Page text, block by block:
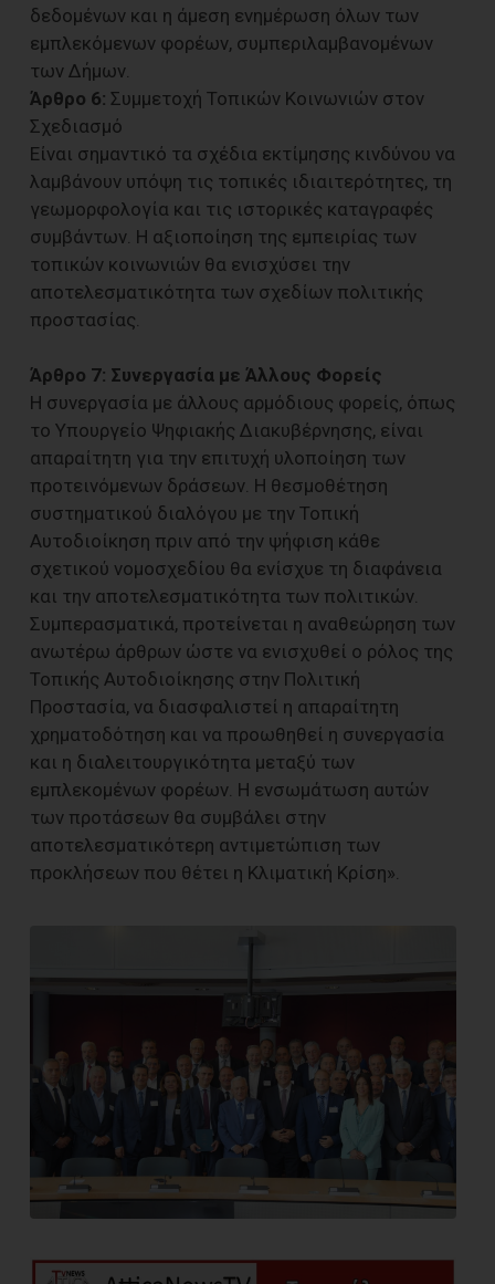
δεδομένων και η άμεση ενημέρωση όλων των
εμπλεκόμενων φορέων, συμπεριλαμβανομένων
των Δήμων.
Άρθρο 6: Συμμετοχή Τοπικών Κοινωνιών στον
Σχεδιασμό
Είναι σημαντικό τα σχέδια εκτίμησης κινδύνου να
λαμβάνουν υπόψη τις τοπικές ιδιαιτερότητες, τη
γεωμορφολογία και τις ιστορικές καταγραφές
συμβάντων. Η αξιοποίηση της εμπειρίας των
τοπικών κοινωνιών θα ενισχύσει την
αποτελεσματικότητα των σχεδίων πολιτικής
προστασίας.
Άρθρο 7: Συνεργασία με Άλλους Φορείς
Η συνεργασία με άλλους αρμόδιους φορείς, όπως
το Υπουργείο Ψηφιακής Διακυβέρνησης, είναι
απαραίτητη για την επιτυχή υλοποίηση των
προτεινόμενων δράσεων. Η θεσμοθέτηση
συστηματικού διαλόγου με την Τοπική
Αυτοδιοίκηση πριν από την ψήφιση κάθε
σχετικού νομοσχεδίου θα ενίσχυε τη διαφάνεια
και την αποτελεσματικότητα των πολιτικών.
Συμπερασματικά, προτείνεται η αναθεώρηση των
ανωτέρω άρθρων ώστε να ενισχυθεί ο ρόλος της
Τοπικής Αυτοδιοίκησης στην Πολιτική
Προστασία, να διασφαλιστεί η απαραίτητη
χρηματοδότηση και να προωθηθεί η συνεργασία
και η διαλειτουργικότητα μεταξύ των
εμπλεκομένων φορέων. Η ενσωμάτωση αυτών
των προτάσεων θα συμβάλει στην
αποτελεσματικότερη αντιμετώπιση των
προκλήσεων που θέτει η Κλιματική Κρίση».